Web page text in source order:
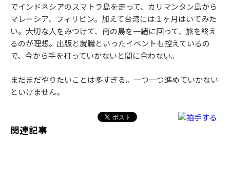
でインドネシアのスマトラ島を走って、カリマンタン島から
マレーシア、フィリピン。加えて台湾には１ヶ月はいてみた
い。大切な人をみつけて、南の島を一緒に回って、旅を終え
るのが理想。出版と就職といったイベントも控えているの
で、今から手を打っていかないと間に合わない。
まだまだやりたいことは多すぎる。一つ一つ進めていかない
といけません。
関連記事